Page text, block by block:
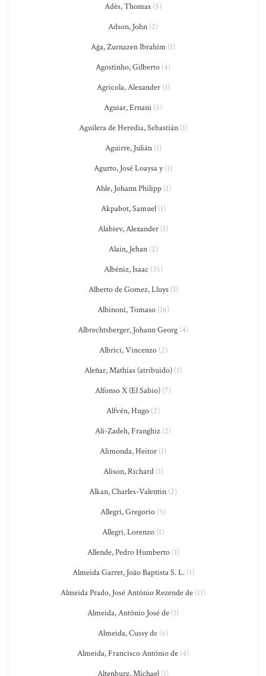
Adès, Thomas (5)
Adson, John (2)
Ağa, Zurnazen Ibrahim (1)
Agostinho, Gilberto (4)
Agricola, Alexander(1)
Aguiar, Ernani (5)
Aguilera de Heredia, Sebastián(1)
Aguirre, Julián(1)
Agurto, José Loaysa y(1)
Ahle, Johann Philipp(1)
Akpabot, Samuel(1)
Alabiev, Alexander (1)
Alain, Jehan(2)
Albéniz, Isaac (35)
Alberto de Gomez, Lluys(1)
Albinoni, Tomaso(16)
Albrechtsberger, Johann Georg (4)
Albrici, Vincenzo(2)
Aleñar, Mathías (atribuido) (1)
Alfonso X (El Sabio) (7)
Alfvén, Hugo (2)
Ali-Zadeh, Franghiz (2)
Alimonda, Heitor (1)
Alison, Richard(1)
Alkan, Charles-Valentin (2)
Allegri, Gregorio (5)
Allegri, Lorenzo (1)
Allende, Pedro Humberto(1)
Almeida Garret, João Baptista S. L.(1)
Almeida Prado, José Antônio Rezende de (11)
Almeida, Antônio José de (1)
Almeida, Cussy de (6)
Almeida, Francisco António de (4)
Altenburg, Michael (1)